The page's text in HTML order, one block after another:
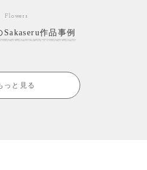
Flowers
作品事例
っと見る